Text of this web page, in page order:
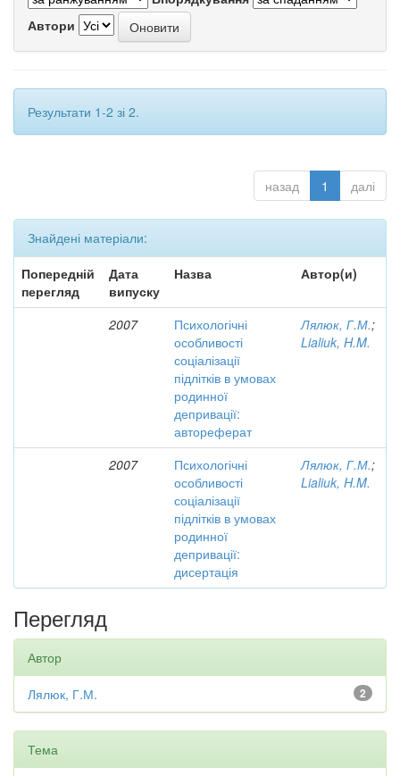
Автори
Результати 1-2 зі 2.
назад 1 далі
Знайдені матеріали:
Попередній
перегляд
Дата
випуску
Назва Автор(и)
2007
Психологічні
особливості
соціалізації
підлітків в умовах
родинної
депривації:
автореферат
Лялюк, Г.М.;
Lialiuk, H.M.
2007
Психологічні
особливості
соціалізації
підлітків в умовах
родинної
депривації:
дисертація
Лялюк, Г.М.;
Lialiuk, H.M.
Перегляд
Автор
2
Лялюк, Г.М.
Тема